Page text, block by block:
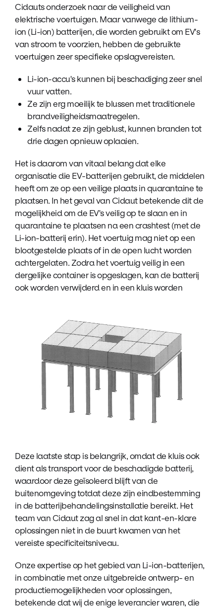
Cidauts onderzoek naar de veiligheid van
elektrische voertuigen. Maar vanwege de lithium-
ion (Li-ion) batterijen, die worden gebruikt om EV's
van stroom te voorzien, hebben de gebruikte
voertuigen zeer specifieke opslagvereisten.
Li-ion-accu's kunnen bij beschadiging zeer snel
vuur vatten.
Ze zijn erg moeilijk te blussen met traditionele
brandveiligheidsmaatregelen.
Zelfs nadat ze zijn geblust, kunnen branden tot
drie dagen opnieuw oplaaien.
Het is daarom van vitaal belang dat elke
organisatie die EV-batterijen gebruikt, de middelen
heeft om ze op een veilige plaats in quarantaine te
plaatsen. In het geval van Cidaut betekende dit de
mogelijkheid om de EV's veilig op te slaan en in
quarantaine te plaatsen na een crashtest (met de
Li-ion-batterij erin). Het voertuig mag niet op een
blootgestelde plaats of in de open lucht worden
achtergelaten. Zodra het voertuig veilig in een
dergelijke container is opgeslagen, kan de batterij
ook worden verwijderd en in een kluis worden
Deze laatste stap is belangrijk, omdat de kluis ook
dient als transport voor de beschadigde batterij,
waardoor deze geïsoleerd blijft van de
buitenomgeving totdat deze zijn eindbestemming
in de batterijbehandelingsinstallatie bereikt. Het
team van Cidaut zag al snel in dat kant-en-klare
oplossingen niet in de buurt kwamen van het
vereiste specificiteitsniveau.
Onze expertise op het gebied van Li-ion-batterijen,
in combinatie met onze uitgebreide ontwerp- en
productiemogelijkheden voor oplossingen,
betekende dat wij de enige leverancier waren, die